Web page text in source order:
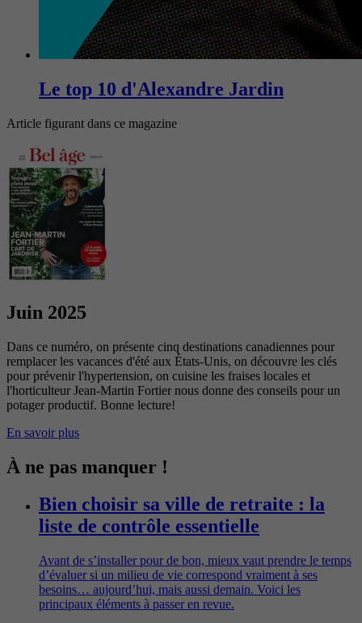
Le top 10 d'Alexandre Jardin
Article figurant dans ce magazine
Juin 2025
Dans ce numéro, on présente cinq destinations canadiennes pour
remplacer les vacances d'été aux États-Unis, on découvre les clés
pour prévenir l'hypertension, on cuisine les fraises locales et
l'horticulteur Jean-Martin Fortier nous donne des conseils pour un
potager productif. Bonne lecture!
En savoir plus
À ne pas manquer !
Bien choisir sa ville de retraite : la
liste de contrôle essentielle
Avant de s’installer pour de bon, mieux vaut prendre le temps
d’évaluer si un milieu de vie correspond vraiment à ses
besoins… aujourd’hui, mais aussi demain. Voici les
principaux éléments à passer en revue.